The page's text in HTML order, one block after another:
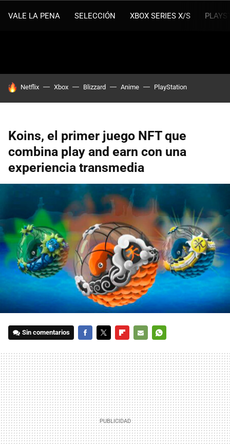
VALE LA PENA SELECCIÓN XBOX SERIES X/S
HOY SE HABLA DE
Netflix Xbox Blizzard Anime PlayStation
Koins, el primer juego NFT que
combina play and earn con una
experiencia transmedia
Sin comentarios
MAIL